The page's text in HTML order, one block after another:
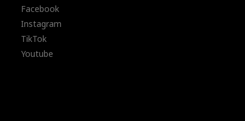
Facebook
Instagram
TikTok
Youtube